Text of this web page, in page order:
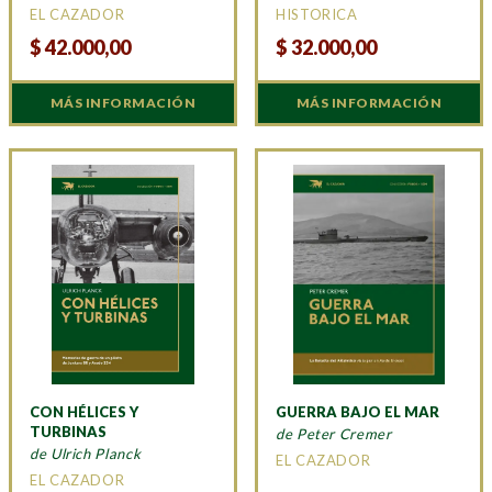
EL CAZADOR
$42.000,00
MÁS INFORMACIÓN
HISTORICA
$32.000,00
MÁS INFORMACIÓN
CON HÉLICES Y
TURBINAS
de Ulrich Planck
EL CAZADOR
GUERRA BAJO EL MAR
de Peter Cremer
EL CAZADOR